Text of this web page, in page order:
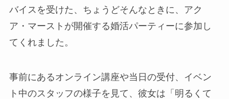
バイスを受けた、ちょうどそんなときに、アク
ア・マーストが開催する婚活パーティーに参加し
てくれました。
事前にあるオンライン講座や当日の受付、イベン
ト中のスタッフの様子を見て、彼女は「明るくて